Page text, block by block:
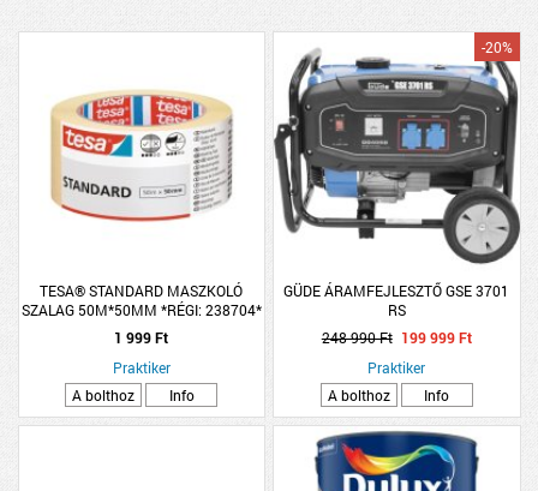
TESA® STANDARD MASZKOLÓ
SZALAG 50M*50MM *RÉGI: 238704*
1 999 Ft
Praktiker
A bolthoz
Info
GÜDE ÁRAMFEJLESZTŐ GSE 3701
RS
-20%
248 990 Ft 199 999 Ft
Praktiker
A bolthoz
Info